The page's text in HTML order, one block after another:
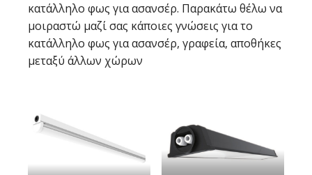
κατάλληλο φως για ασανσέρ. Παρακάτω θέλω να
μοιραστώ μαζί σας κάποιες γνώσεις για το
κατάλληλο φως για ασανσέρ, γραφεία, αποθήκες
μεταξύ άλλων χώρων